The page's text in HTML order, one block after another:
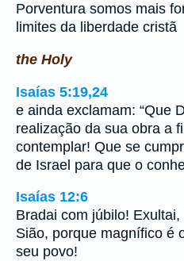
Porventura somos mais
limites da liberdade cristã
the Holy
Isaías 5:19,24
e ainda exclamam: “Que
realização da sua obra a
contemplar! Que se
de Israel para que o
Isaías 12:6
Bradai com júbilo!
Sião, porque magnífico é
seu povo!